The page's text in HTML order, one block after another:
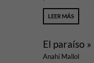
LEER MÁS
El paraíso »
Anahí Mallol